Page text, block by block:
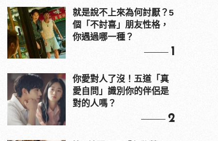
就是說不上來為何討厭？5
個「不討喜」朋友性格，
你遇過哪一種？
1
你愛對人了沒！五道「真
愛自問」識別你的伴侶是
對的人嗎？
2